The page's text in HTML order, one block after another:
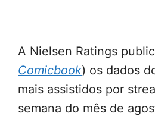
A Nielsen Ratings
Comicbook) os dados
mais assistidos por
semana do mês de